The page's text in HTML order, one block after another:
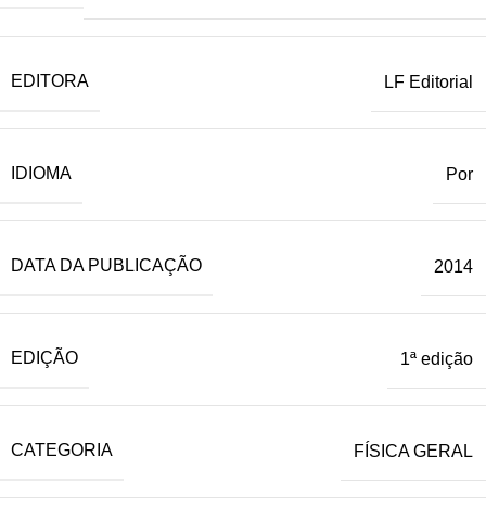
EDITORA LF Editorial
IDIOMA Por
DATA DA PUBLICAÇÃO 2014
EDIÇÃO 1ª edição
CATEGORIA FÍSICA GERAL